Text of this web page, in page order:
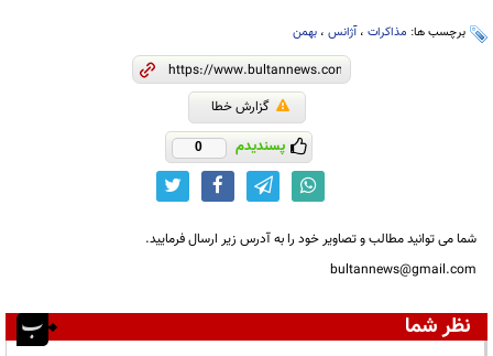
برچسب ها: مذاکرات ،آژانس ، بهمن
گزارش خطا
پسندیدم 0
شما می توانید مطالب و تصاویر خود را به آدرس زیر ارسال فرمایید.
bultannews@gmail.com
نظر شما